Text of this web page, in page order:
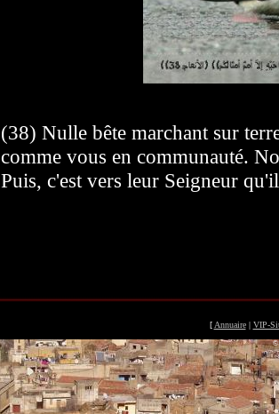
(38) Nulle bête marchant sur
comme vous en communauté.
Puis, c'est vers leur Seigneur
[ Annuaire| VIP-
©